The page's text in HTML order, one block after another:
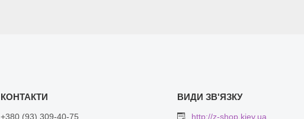
+380 (93) 309-40-75
http://z-shop.kiev.ua